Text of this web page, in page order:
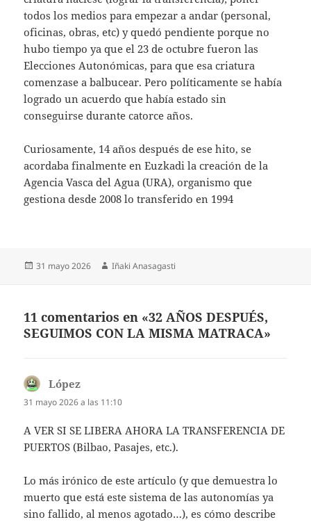
todos los medios para empezar a andar (personal,
oficinas, obras, etc) y quedó pendiente porque no
hubo tiempo ya que el 23 de octubre fueron las
Elecciones Autonómicas, para que esa criatura
comenzase a balbucear. Pero políticamente se había
logrado un acuerdo que había estado sin
conseguirse durante catorce años.
Curiosamente, 14 años después de ese hito, se
acordaba finalmente en Euzkadi la creación de la
Agencia Vasca del Agua (URA), organismo que
gestiona desde 2008 lo transferido en 1994
Publicado
31 mayo 2026 Autor
Iñaki Anasagasti
11 comentarios en «32 AÑOS DESPUÉS,
SEGUIMOS CON LA MISMA MATRACA»
López
31 mayo 2026 a las 11:10
A VER SI SE LIBERA AHORA LA TRANSFERENCIA DE
PUERTOS (Bilbao, Pasajes, etc.).
Lo más irónico de este artículo (y que demuestra lo
muerto que está este sistema de las autonomías ya
sino fallido, al menos agotado…), es cómo describe